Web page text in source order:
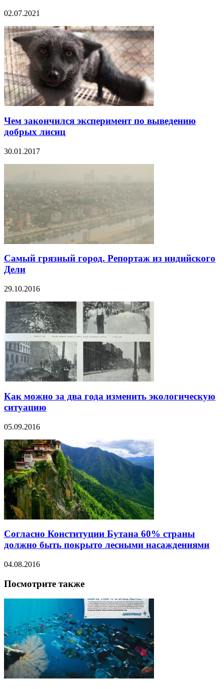
02.07.2021
Чем закончился эксперимент по выведению
добрых лисиц
30.01.2017
Самый грязный город. Репортаж из индийского
Дели
29.10.2016
Как можно за два года изменить экологическую
ситуацию
05.09.2016
Согласно Конституции Бутана 60% страны
должно быть покрыто лесными насаждениями
04.08.2016
Посмотрите также